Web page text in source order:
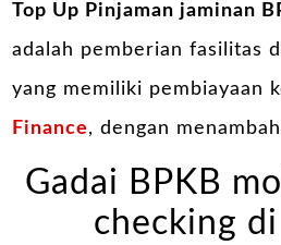
Top Up Pinjaman jaminan
adalah pemberian fasilitas
yang memiliki pembiayaan
Finance, dengan
Gadai BPKB
checking